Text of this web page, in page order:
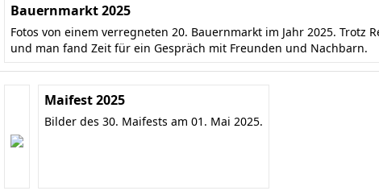
Bauernmarkt 2025
Fotos von einem verregneten 20. Bauernmarkt im Jahr 2025.
und man fand Zeit für ein Gespräch mit Freunden und Nachbarn.
Maifest 2025
Bilder des 30. Maifests am 01. Mai 2025.